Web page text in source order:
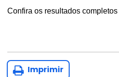
Confira os resultados completos
Imprimir